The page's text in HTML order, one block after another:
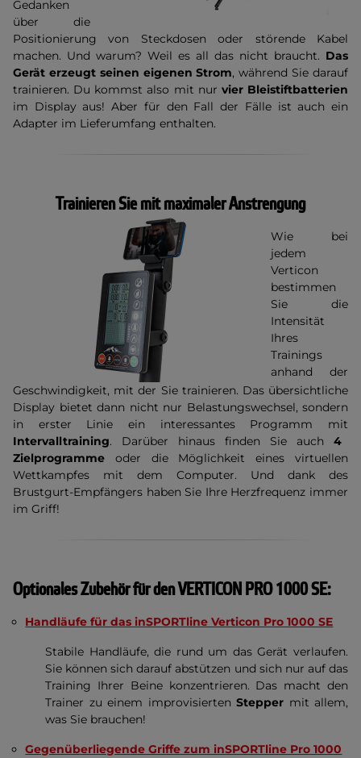
Gedanken
über die
Positionierung von Steckdosen oder störende Kabel
machen. Und warum? Weil es all das nicht braucht. Das
Gerät erzeugt seinen eigenen Strom, während Sie darauf
trainieren. Du kommst also mit nur vier Bleistiftbatterien
im Display aus! Aber für den Fall der Fälle ist auch ein
Adapter im Lieferumfang enthalten.
Trainieren Sie mit maximaler Anstrengung
Wie bei
jedem
Verticon
bestimmen
Sie die
Intensität
Ihres
Trainings
anhand der
Geschwindigkeit, mit der Sie trainieren. Das übersichtliche
Display bietet dann nicht nur Belastungswechsel, sondern
in erster Linie ein interessantes Programm mit
Intervalltraining. Darüber hinaus finden Sie auch 4
Zielprogramme oder die Möglichkeit eines virtuellen
Wettkampfes mit dem Computer. Und dank des
Brustgurt-Empfängers haben Sie Ihre Herzfrequenz immer
im Griff!
Optionales Zubehör für den VERTICON PRO 1000 SE:
Handläufe für das inSPORTline Verticon Pro 1000 SE
Stabile Handläufe, die rund um das Gerät verlaufen.
Sie können sich darauf abstützen und sich nur auf das
Training Ihrer Beine konzentrieren. Das macht den
Trainer zu einem improvisierten Stepper mit allem,
was Sie brauchen!
Gegenüberliegende Griffe zum inSPORTline Pro 1000